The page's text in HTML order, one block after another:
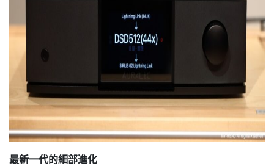
最新一代的細部進化